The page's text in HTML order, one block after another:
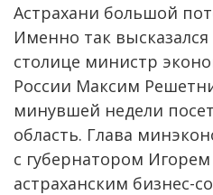
Астрахани большой
Именно так
столице министр
России Максим
минувшей недели
область. Глава
с губернатором
астраханским бизнес-